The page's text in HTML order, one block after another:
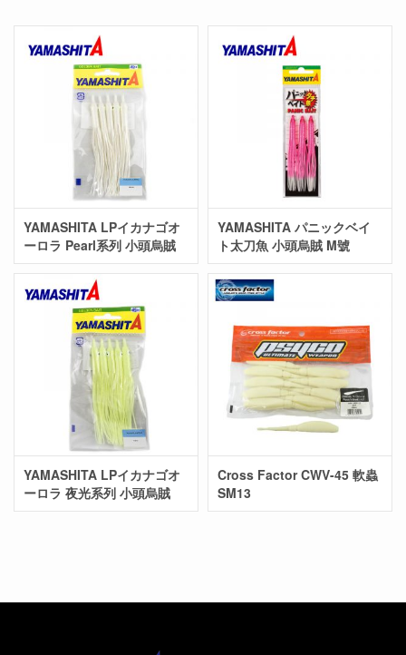
YAMASHITA LPイカナゴオ
ーロラ Pearl系列 小頭烏賊
YAMASHITA パニックベイ
ト太刀魚 小頭烏賊 M號
YAMASHITA LPイカナゴオ
ーロラ 夜光系列 小頭烏賊
Cross Factor CWV-45 軟蟲
SM13